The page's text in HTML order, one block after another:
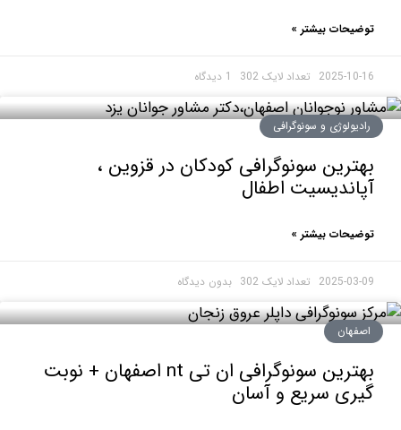
بیشتر »
2025- 1 دیدگاه
و سونوگرافی
سونوگرافی کودکان در قزوین ،
اطفال
بیشتر »
2025- بدون دیدگاه
بهترین سونوگرافی ان تی nt اصفهان + نوبت
سریع و آسان